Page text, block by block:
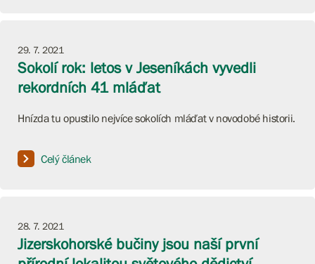
29. 7. 2021
Sokolí rok: letos v Jeseníkách vyvedli
rekordních 41 mláďat
Hnízda tu opustilo nejvíce sokolích mláďat v novodobé historii.
Celý článek
28. 7. 2021
Jizerskohorské bučiny jsou naší první